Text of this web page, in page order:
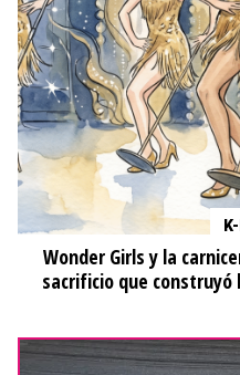
Wonder Girls y la
sacrificio que